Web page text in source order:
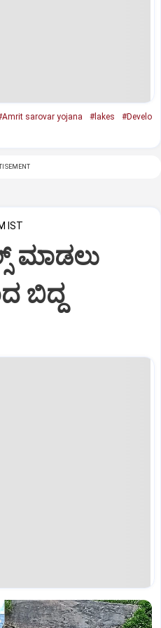
sarovar yojana #lakes
#Develo
IST
ಮಾಡಲು
ಬಿದ್ದ